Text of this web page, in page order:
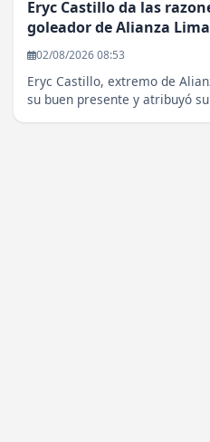
Eryc Castillo da las
goleador de Alianza Lima
02/08/2026 08:53
Eryc Castillo, extremo de
su buen presente y atribuyó